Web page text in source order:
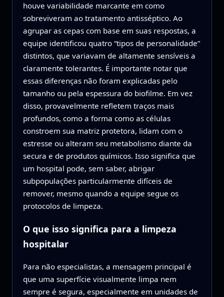
houve variabilidade marcante em como
sobreviveram ao tratamento antisséptico. Ao
agrupar as cepas com base em suas respostas, a
equipe identificou quatro “tipos de personalidade”
distintos, que variavam de altamente sensíveis a
claramente tolerantes. É importante notar que
essas diferenças não foram explicadas pelo
tamanho ou pela espessura do biofilme. Em vez
disso, provavelmente refletem traços mais
profundos, como a forma como as células
constroem sua matriz protetora, lidam com o
estresse ou alteram seu metabolismo diante da
secura e de produtos químicos. Isso significa que
um hospital pode, sem saber, abrigar
subpopulações particularmente difíceis de
remover, mesmo quando a equipe segue os
protocolos de limpeza.
O que isso significa para a limpeza
hospitalar
Para não especialistas, a mensagem principal é
que uma superfície visualmente limpa nem
sempre é segura, especialmente em unidades de